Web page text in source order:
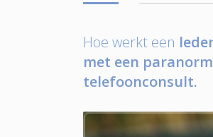
Hoe werkt een
met een
telefoonconsult.